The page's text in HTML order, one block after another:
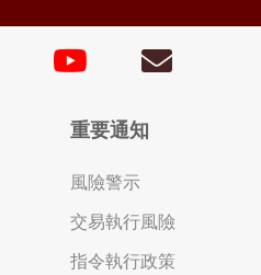
重要通知
風險警示
交易執行風險
指令執行政策